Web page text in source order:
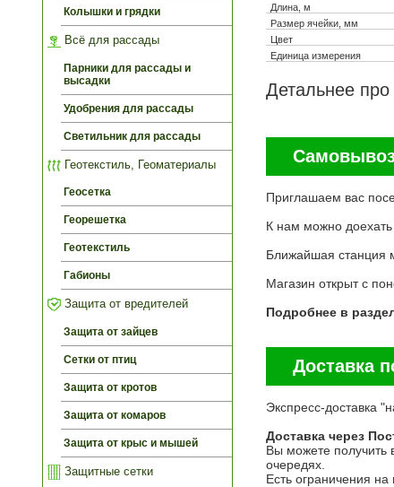
Колышки и грядки
Всё для рассады
Парники для рассады и
высадки
Удобрения для рассады
Светильник для рассады
Геотекстиль, Геоматериалы
Геосетка
Георешетка
Геотекстиль
Габионы
Защита от вредителей
Защита от зайцев
Сетки от птиц
Защита от кротов
Защита от комаров
Защита от крыс и мышей
Защитные сетки
Длина, м
Размер ячейки, мм
Цвет
Единица измерения
Детальнее про
Приглашаем вас
К нам можно
Ближайшая станция
Магазин открыт c
Подробнее в
Доставка
Экспресс-доставка
Доставка через
Вы можете получить
очередях.
Есть ограничения